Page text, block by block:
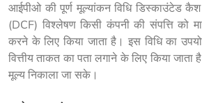
आईपीओ की पूर्ण मूल्यांकन विधि डिस्काउंटेड
(DCF) विश्लेषण किसी कंपनी की संपत्ति को
करने के लिए किया जाता है। इस विधि का
वित्तीय ताकत का पता लगाने के लिए किया
मूल्य निकाला जा सके।